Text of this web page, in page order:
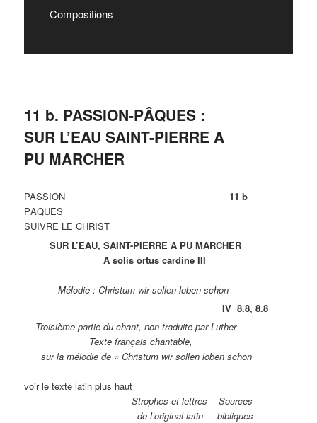
11 b. PASSION-PÂQUES :
SUR L’EAU SAINT-PIERRE A
PU MARCHER
PASSION11 b
PÂQUES
SUIVRE LE CHRIST
SUR L’EAU, SAINT-PIERRE A PU MARCHER
A solis ortus cardine III
Mélodie : Christum wir sollen loben schon
IV 8.8, 8.8
Troisième partie du chant, non traduite par Luther
Texte français chantable,
sur la mélodie de « Christum wir sollen loben schon
voir le texte latin plus haut
Strophes et lettres Sources
de l’original latin bibliques
Compositions